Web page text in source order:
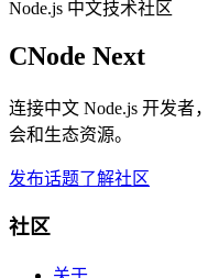
Node.js 中文技术社区
CNode Next
连接中文 Node.js 开发者
会和生态资源。
发布话题了解社区
社区